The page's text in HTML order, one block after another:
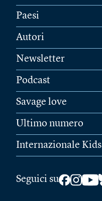
Paesi
Autori
Newsletter
Podcast
Savage love
Ultimo numero
Internazionale Kids
Seguici su